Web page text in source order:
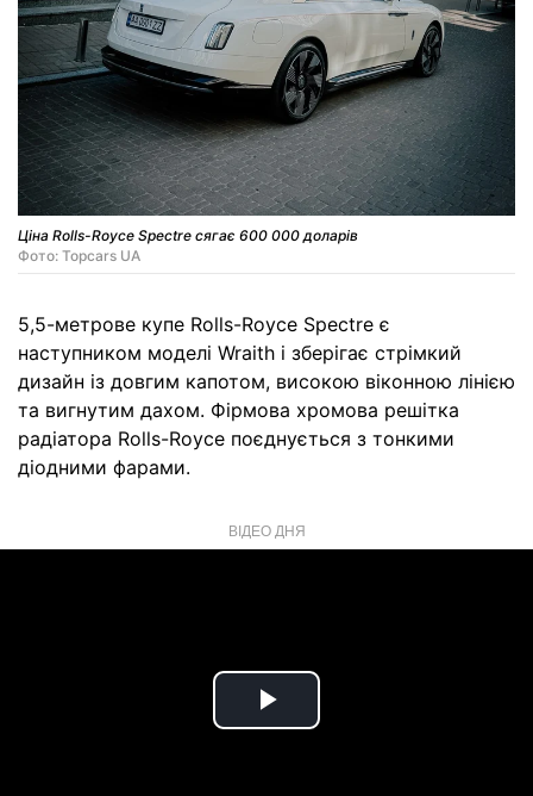
Ціна Rolls-Royce Spectre сягає 600 000 доларів
Фото: Topcars UA
5,5-метрове купе Rolls-Royce Spectre є
наступником моделі Wraith і зберігає стрімкий
дизайн із довгим капотом, високою віконною лінією
та вигнутим дахом. Фірмова хромова решітка
радіатора Rolls-Royce поєднується з тонкими
діодними фарами.
ВІДЕО ДНЯ
Play